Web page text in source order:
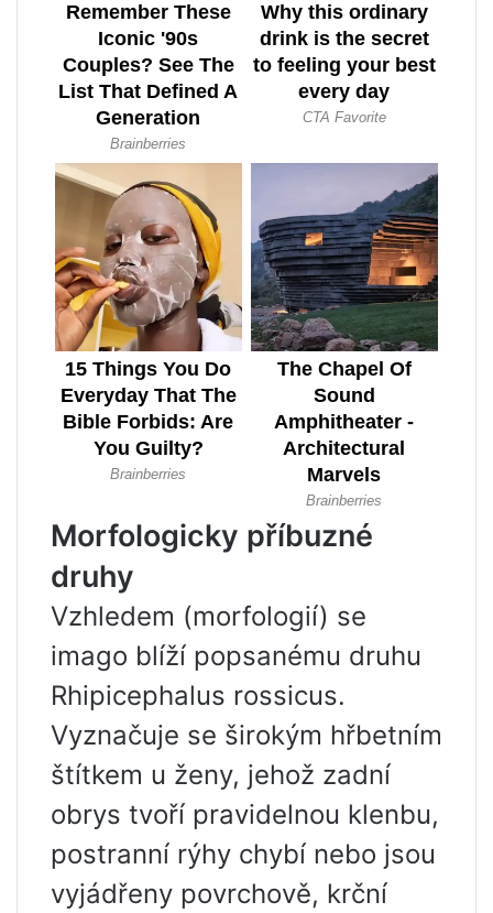
Morfologicky příbuzné
druhy
Vzhledem (morfologií) se
imago blíží popsanému druhu
Rhipicephalus rossicus.
Vyznačuje se širokým hřbetním
štítkem u ženy, jehož zadní
obrys tvoří pravidelnou klenbu,
postranní rýhy chybí nebo jsou
vyjádřeny povrchově, krční